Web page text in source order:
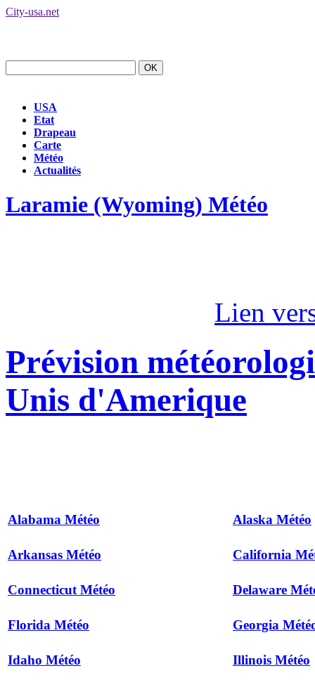
City-usa.net
USA
Etat
Drapeau
Carte
Météo
Actualités
Laramie (Wyoming) Météo
Lien
Prévision
Unis d'Amerique
Alabama Météo Alaska Météo
Arkansas Météo California
Connecticut Météo Delaware
Florida Météo Georgia
Idaho Météo Illinois Météo